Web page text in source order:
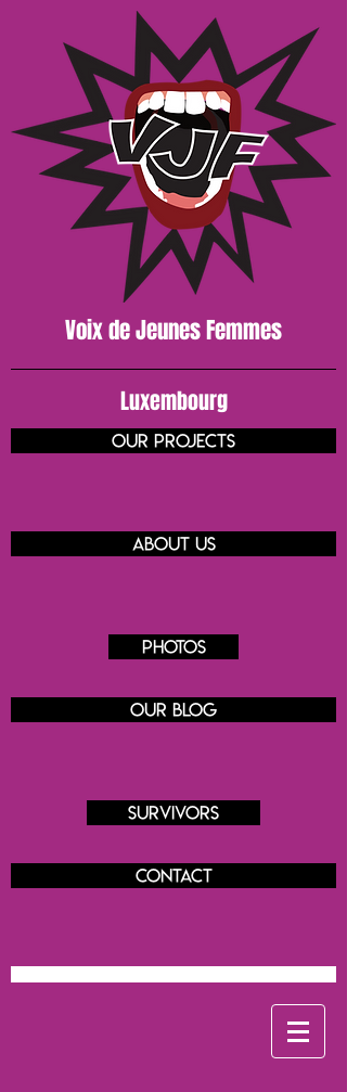
Voix de JeunesFemmes
Luxembourg
our projects
About us
Photos
Our blog
Survivors
Contact